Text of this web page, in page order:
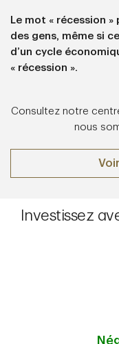
Le mot « récession
des gens, même si
d’un cycle
« récession ».
Consultez notre
nous
Investissez